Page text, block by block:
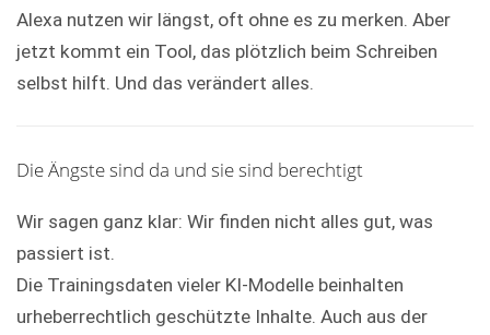
Alexa nutzen wir längst, oft ohne es zu merken. Aber
jetzt kommt ein Tool, das plötzlich beim Schreiben
selbst hilft. Und das verändert alles.
Die Ängste sind da und sie sind berechtigt
Wir sagen ganz klar: Wir finden nicht alles gut, was
passiert ist.
Die Trainingsdaten vieler KI-Modelle beinhalten
urheberrechtlich geschützte Inhalte. Auch aus der